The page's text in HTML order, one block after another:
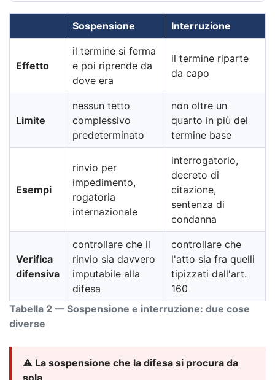
Tabella 2 — Sospensione e interruzione: due cose
diverse
Sospensione Interruzione
Effetto
il termine si ferma
e poi riprende da
dove era
il termine riparte
da capo
Limite
nessun tetto
complessivo
predeterminato
non oltre un
quarto in più del
termine base
Esempi
rinvio per
impedimento,
rogatoria
internazionale
interrogatorio,
decreto di
citazione,
sentenza di
condanna
Verifica
difensiva
controllare che il
rinvio sia davvero
imputabile alla
difesa
controllare che
l'atto sia fra quelli
tipizzati dall'art.
160
⚠️ La sospensione che la difesa si procura da
sola